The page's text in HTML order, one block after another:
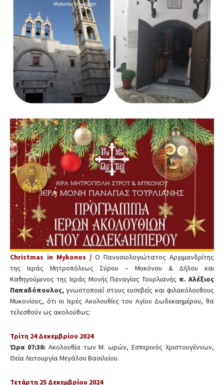
Christmas in Mykonos / Ο Πανοσιολογιώτατος Αρχιμανδρίτης
της Ιεράς Μητροπόλεως Σύρου – Μυκόνου & Δήλου και
Καθηγούμενος της Ιεράς Μονής Παναγίας Τουρλιανής π. Αλέξιος
Παπαδόπουλος, γνωστοποιεί στους ευσεβείς και φιλακόλουθους
Μυκονίους, ότι οι Ιερές Ακολουθίες του Αγίου Δωδεκαημέρου, θα
τελεσθούν ως ακολούθως:
Τρίτη 24 Δεκεμβρίου 2024
Ώρα 07:30: Ακολουθία των Μ. ωρών, Εσπερινός Χριστουγέννων,
Θεία Λειτουργία Μεγάλου Βασιλείου.
Τετάρτη 25 Δεκεμβρίου 2024